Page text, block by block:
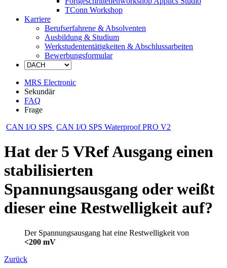
TConn Workshop
Karriere
Berufserfahrene & Absolventen
Ausbildung & Studium
Werkstudententätigkeiten & Abschlussarbeiten
Bewerbungsformular
MRS Electronic
Sekundär
FAQ
Frage
CAN I/O SPS CAN I/O SPS Waterproof PRO V2
Hat der 5 VRef Ausgang einen
stabilisierten
Spannungsausgang oder weißt
dieser eine Restwelligkeit auf?
Der Spannungsausgang hat eine Restwelligkeit von
<200 mV
Zurück